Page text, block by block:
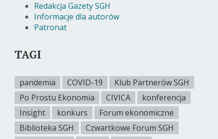
Redakcja Gazety SGH
Informacje dla autorów
Patronat
TAGI
pandemia COVID-19
Klub Partnerów SGH
Po Prostu Ekonomia
CIVICA
konferencja
Insight
konkurs
Forum ekonomiczne
Biblioteka SGH
Czwartkowe Forum SGH